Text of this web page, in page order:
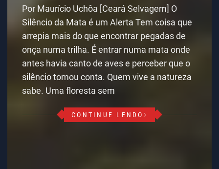
Por Maurício Uchôa [Ceará Selvagem] O
Silêncio da Mata é um Alerta Tem coisa que
arrepia mais do que encontrar pegadas de
onça numa trilha. É entrar numa mata onde
antes havia canto de aves e perceber que o
silêncio tomou conta. Quem vive a natureza
sabe. Uma floresta sem
CONTINUE LENDO